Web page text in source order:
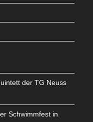
der TG Neuss
Schwimmfest in